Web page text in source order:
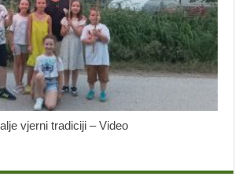
vjerni tradiciji – Video